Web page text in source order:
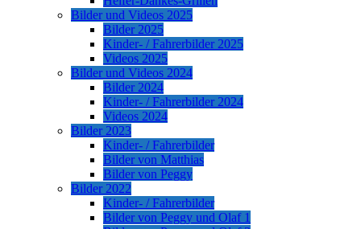
Bilder und Videos 2025
Bilder 2025
Kinder- / Fahrerbilder 2025
Videos 2025
Bilder und Videos 2024
Bilder 2024
Kinder- / Fahrerbilder 2024
Videos 2024
Bilder 2023
Kinder- / Fahrerbilder
Bilder von Matthias
Bilder von Peggy
Bilder 2022
Kinder- / Fahrerbilder
Bilder von Peggy und Olaf 1